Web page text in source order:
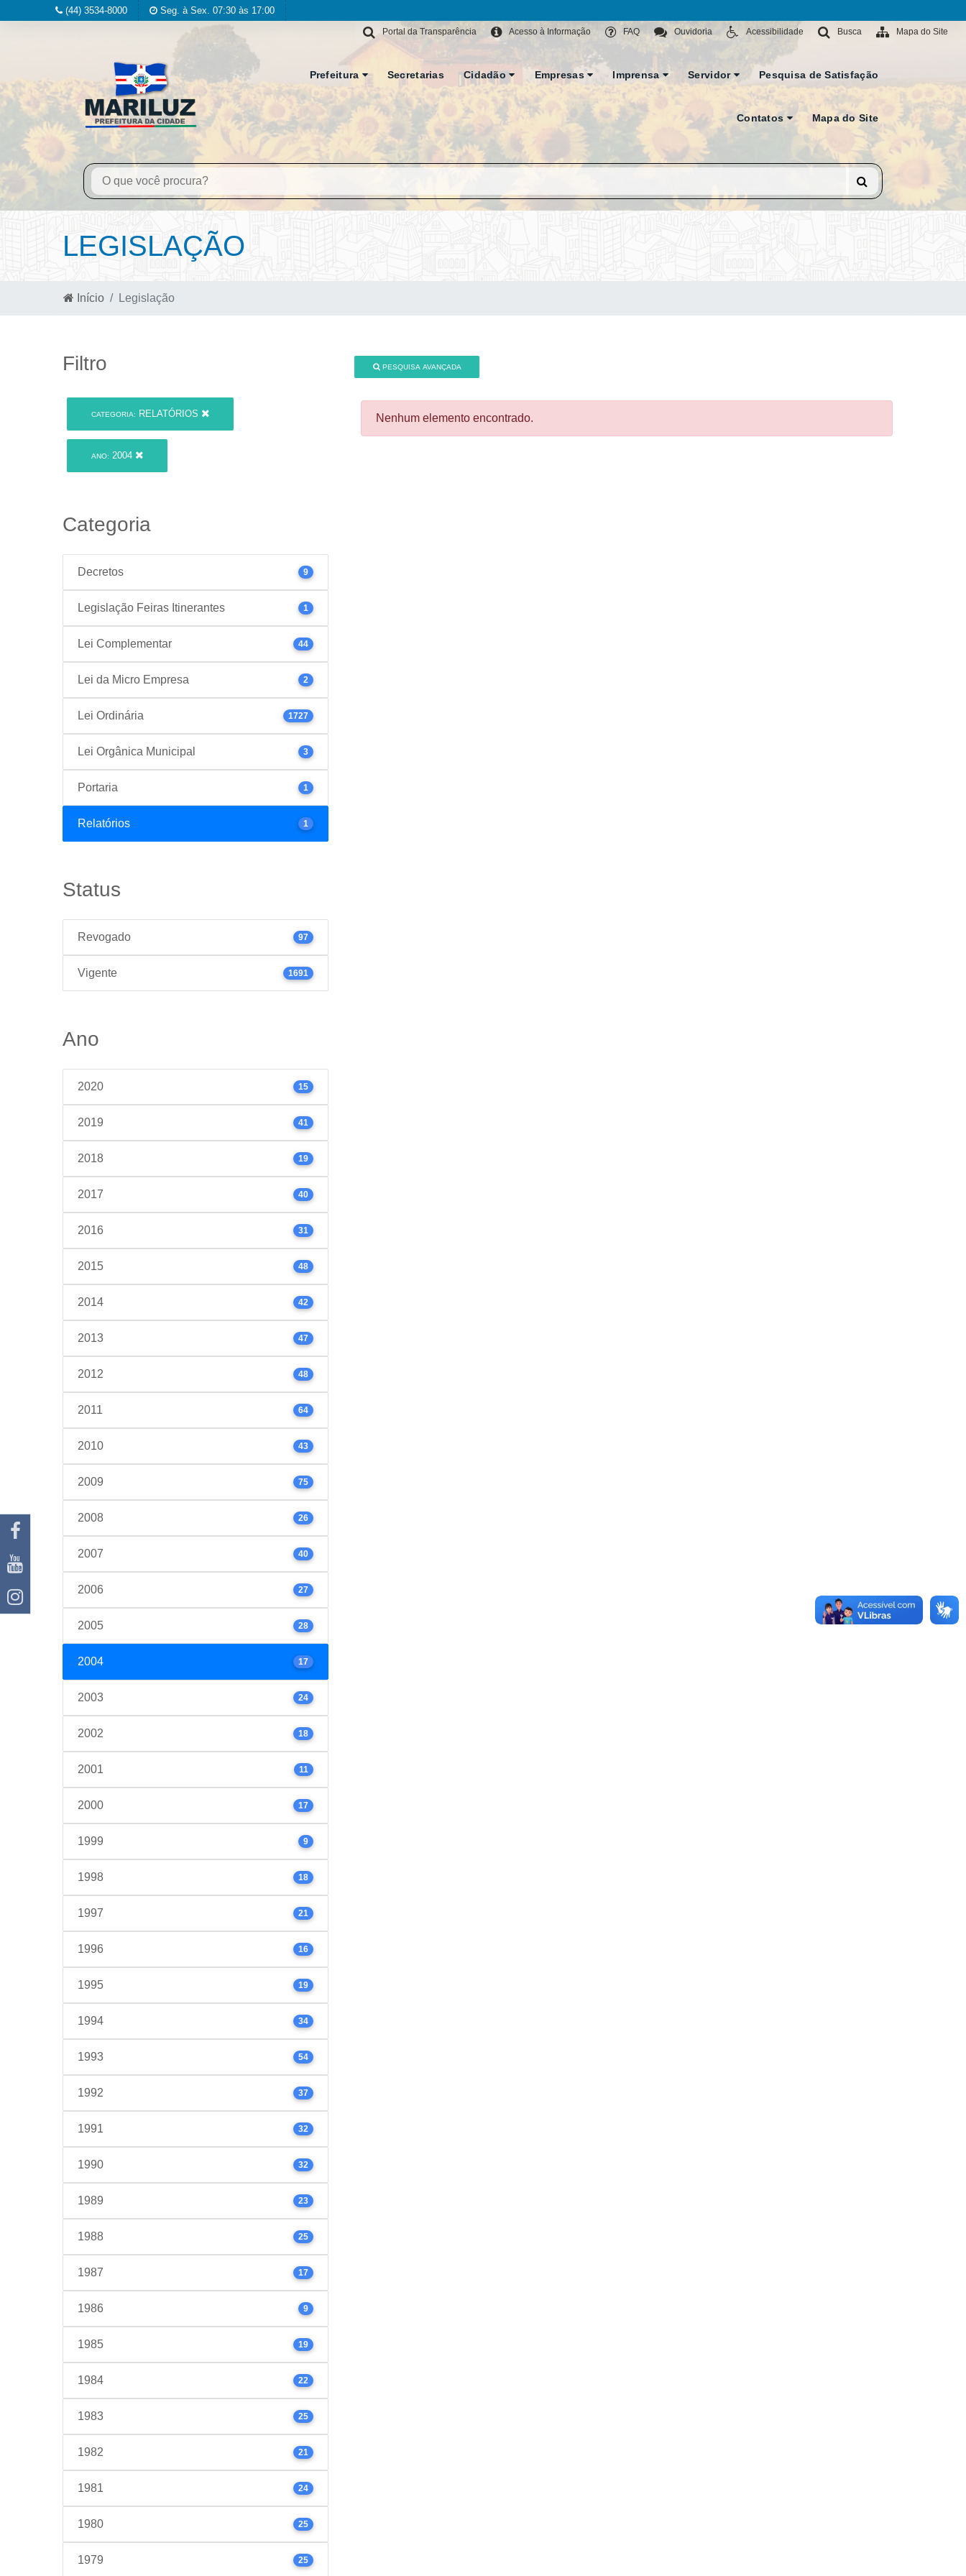
(44) 3534-8000 Seg. à Sex. 07:30 às 17:00
Mapa do Site
Busca
Acessibilidade
Ouvidoria
FAQ
Acesso à Informação
Portal da Transparência
Prefeitura Secretarias Cidadão Empresas Imprensa Servidor Pesquisa de Satisfação
Contatos Mapa do Site
LEGISLAÇÃO
Início Legislação
Filtro
CATEGORIA: RELATÓRIOS
ANO: 2004
Categoria
Decretos 9
Legislação Feiras Itinerantes 1
Lei Complementar 44
Lei da Micro Empresa 2
Lei Ordinária 1727
Lei Orgânica Municipal 3
Portaria 1
Relatórios 1
Status
Revogado 97
Vigente 1691
Ano
2020 15
2019 41
2018 19
2017 40
2016 31
2015 48
2014 42
2013 47
2012 48
2011 64
2010 43
2009 75
2008 26
2007 40
2006 27
2005 28
2004 17
2003 24
2002 18
2001 11
2000 17
1999 9
1998 18
1997 21
1996 16
1995 19
1994 34
1993 54
1992 37
1991 32
1990 32
1989 23
1988 25
1987 17
1986 9
1985 19
1984 22
1983 25
1982 21
1981 24
1980 25
1979 25
PESQUISA AVANÇADA
Nenhum elemento encontrado.